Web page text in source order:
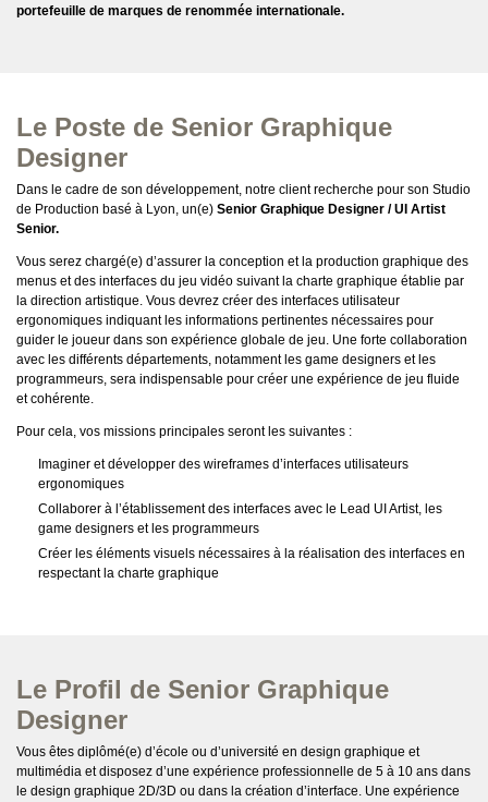
portefeuille de marques de renommée internationale.
Le Poste de Senior Graphique
Designer
Dans le cadre de son développement, notre client recherche pour son Studio
de Production basé à Lyon, un(e) Senior Graphique Designer / UI Artist
Senior.
Vous serez chargé(e) d’assurer la conception et la production graphique des
menus et des interfaces du jeu vidéo suivant la charte graphique établie par
la direction artistique. Vous devrez créer des interfaces utilisateur
ergonomiques indiquant les informations pertinentes nécessaires pour
guider le joueur dans son expérience globale de jeu. Une forte collaboration
avec les différents départements, notamment les game designers et les
programmeurs, sera indispensable pour créer une expérience de jeu fluide
et cohérente.
Pour cela, vos missions principales seront les suivantes :
Imaginer et développer des wireframes d’interfaces utilisateurs
ergonomiques
Collaborer à l’établissement des interfaces avec le Lead UI Artist, les
game designers et les programmeurs
Créer les éléments visuels nécessaires à la réalisation des interfaces en
respectant la charte graphique
Le Profil de Senior Graphique
Designer
Vous êtes diplômé(e) d’école ou d’université en design graphique et
multimédia et disposez d’une expérience professionnelle de 5 à 10 ans dans
le design graphique 2D/3D ou dans la création d’interface. Une expérience